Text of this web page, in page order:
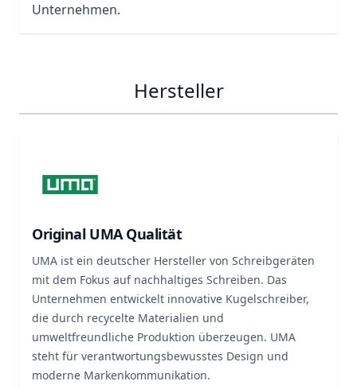
Unternehmen.
Hersteller
Original UMA Qualität
UMA ist ein deutscher Hersteller von Schreibgeräten
mit dem Fokus auf nachhaltiges Schreiben. Das
Unternehmen entwickelt innovative Kugelschreiber,
die durch recycelte Materialien und
umweltfreundliche Produktion überzeugen. UMA
steht für verantwortungsbewusstes Design und
moderne Markenkommunikation.